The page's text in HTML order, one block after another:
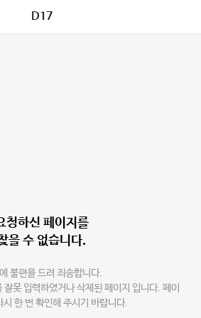
D17
청하신 페이지를
을 수 없습니다.
불편을 드려 죄송합니다.
못 입력하였거나 삭제된 페이지 입니다. 페이
시 한 번 확인해 주시기 바랍니다.